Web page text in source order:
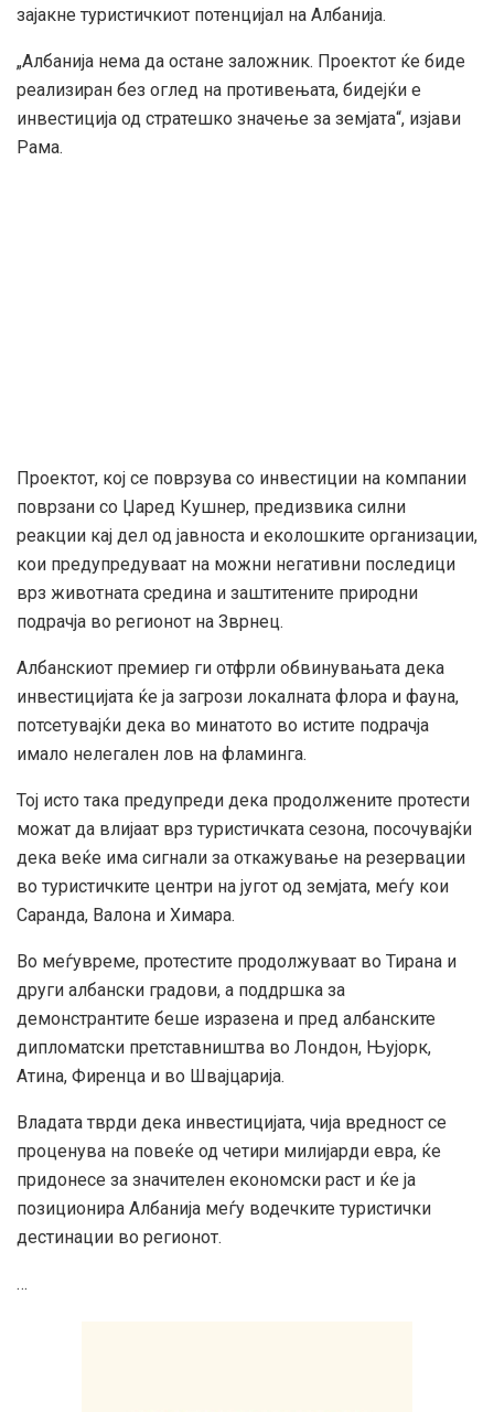
зајакне туристичкиот потенцијал на Албанија.
„Албанија нема да остане заложник. Проектот ќе биде
реализиран без оглед на противењата, бидејќи е
инвестиција од стратешко значење за земјата“, изјави
Рама.
Проектот, кој се поврзува со инвестиции на компании
поврзани со Џаред Кушнер, предизвика силни
реакции кај дел од јавноста и еколошките организации,
кои предупредуваат на можни негативни последици
врз животната средина и заштитените природни
подрачја во регионот на Зврнец.
Албанскиот премиер ги отфрли обвинувањата дека
инвестицијата ќе ја загрози локалната флора и фауна,
потсетувајќи дека во минатото во истите подрачја
имало нелегален лов на фламинга.
Тој исто така предупреди дека продолжените протести
можат да влијаат врз туристичката сезона, посочувајќи
дека веќе има сигнали за откажување на резервации
во туристичките центри на југот од земјата, меѓу кои
Саранда, Валона и Химара.
Во меѓувреме, протестите продолжуваат во Тирана и
други албански градови, а поддршка за
демонстрантите беше изразена и пред албанските
дипломатски претставништва во Лондон, Њујорк,
Атина, Фиренца и во Швајцарија.
Владата тврди дека инвестицијата, чија вредност се
проценува на повеќе од четири милијарди евра, ќе
придонесе за значителен економски раст и ќе ја
позиционира Албанија меѓу водечките туристички
дестинации во регионот.
…